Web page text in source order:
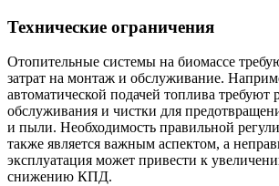
Технические ограничения
Отопительные системы на биомассе
затрат на монтаж и обслуживание.
автоматической подачей топлива требуют
обслуживания и чистки для
и пыли. Необходимость правильной
также является важным аспектом, а
эксплуатация может привести к
снижению КПД.